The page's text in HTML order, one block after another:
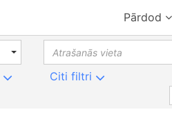
Pārdod
Citi filtri